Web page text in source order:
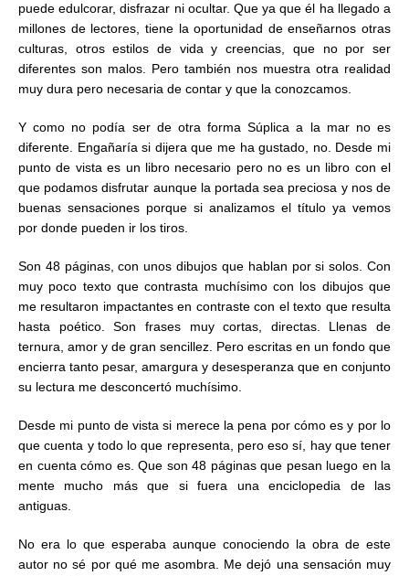
puede edulcorar, disfrazar ni ocultar. Que ya que él ha llegado a
millones de lectores, tiene la oportunidad de enseñarnos otras
culturas, otros estilos de vida y creencias, que no por ser
diferentes son malos. Pero también nos muestra otra realidad
muy dura pero necesaria de contar y que la conozcamos.
Y como no podía ser de otra forma Súplica a la mar no es
diferente. Engañaría si dijera que me ha gustado, no. Desde mi
punto de vista es un libro necesario pero no es un libro con el
que podamos disfrutar aunque la portada sea preciosa y nos de
buenas sensaciones porque si analizamos el título ya vemos
por donde pueden ir los tiros.
Son 48 páginas, con unos dibujos que hablan por si solos. Con
muy poco texto que contrasta muchísimo con los dibujos que
me resultaron impactantes en contraste con el texto que resulta
hasta poético. Son frases muy cortas, directas. Llenas de
ternura, amor y de gran sencillez. Pero escritas en un fondo que
encierra tanto pesar, amargura y desesperanza que en conjunto
su lectura me desconcertó muchísimo.
Desde mi punto de vista si merece la pena por cómo es y por lo
que cuenta y todo lo que representa, pero eso sí, hay que tener
en cuenta cómo es. Que son 48 páginas que pesan luego en la
mente mucho más que si fuera una enciclopedia de las
antiguas.
No era lo que esperaba aunque conociendo la obra de este
autor no sé por qué me asombra. Me dejó una sensación muy